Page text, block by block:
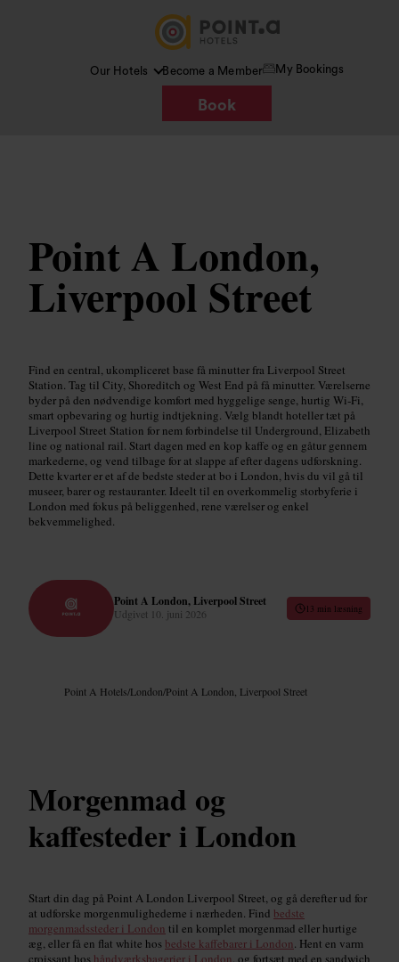
Our Hotels Become a Member My Bookings
Book
Point A London,
Liverpool Street
Find en central, ukompliceret base få minutter fra Liverpool Street
Station. Tag til City, Shoreditch og West End på få minutter. Værelserne
byder på den nødvendige komfort med hyggelige senge, hurtig Wi‑Fi,
smart opbevaring og hurtig indtjekning. Vælg blandt hoteller tæt på
Liverpool Street Station for nem forbindelse til Underground, Elizabeth
line og national rail. Start dagen med en kop kaffe og en gåtur gennem
markederne, og vend tilbage for at slappe af efter dagens udforskning.
Dette kvarter er et af de bedste steder at bo i London, hvis du vil gå til
museer, barer og restauranter. Ideelt til en overkommelig storbyferie i
London med fokus på beliggenhed, rene værelser og enkel
bekvemmelighed.
Point A London, Liverpool Street
Udgivet 10. juni 2026 13 min læsning
Point A Hotels/London/Point A London, Liverpool Street
Morgenmad og
kaffesteder i London
Start din dag på Point A London Liverpool Street, og gå derefter ud for
at udforske morgenmulighederne i nærheden. Find bedste
morgenmadssteder i London til en komplet morgenmad eller hurtige
æg, eller få en flat white hos bedste kaffebarer i London. Hent en varm
croissant hos håndværksbagerier i London, og fortsæt med en sandwich